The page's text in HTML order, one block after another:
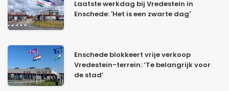
Laatste werkdag bij Vredestein in
Enschede: 'Het is een zwarte dag'
Enschede blokkeert vrije verkoop
Vredestein-terrein: ‘Te belangrijk voor
de stad’